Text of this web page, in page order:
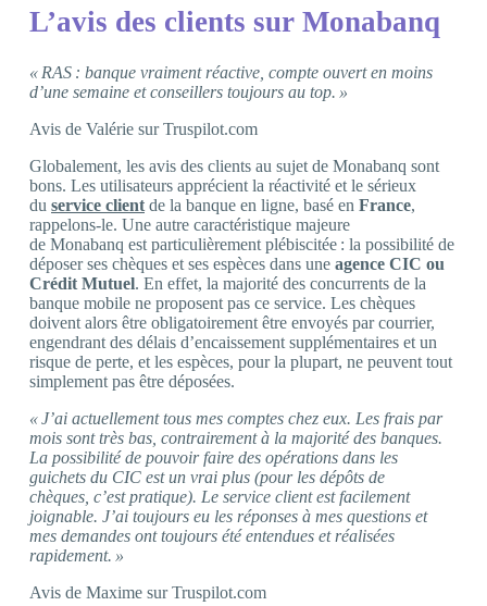
L’avis des clients sur Monabanq
« RAS : banque vraiment réactive, compte ouvert en moins
d’une semaine et conseillers toujours au top. »
Avis de Valérie sur Truspilot.com
Globalement, les avis des clients au sujet de Monabanq sont
bons. Les utilisateurs apprécient la réactivité et le sérieux
du service client de la banque en ligne, basé en France,
rappelons-le. Une autre caractéristique majeure
de Monabanq est particulièrement plébiscitée : la possibilité de
déposer ses chèques et ses espèces dans une agence CIC ou
Crédit Mutuel. En effet, la majorité des concurrents de la
banque mobile ne proposent pas ce service. Les chèques
doivent alors être obligatoirement être envoyés par courrier,
engendrant des délais d’encaissement supplémentaires et un
risque de perte, et les espèces, pour la plupart, ne peuvent tout
simplement pas être déposées.
« J’ai actuellement tous mes comptes chez eux. Les frais par
mois sont très bas, contrairement à la majorité des banques.
La possibilité de pouvoir faire des opérations dans les
guichets du CIC est un vrai plus (pour les dépôts de
chèques, c’est pratique). Le service client est facilement
joignable. J’ai toujours eu les réponses à mes questions et
mes demandes ont toujours été entendues et réalisées
rapidement. »
Avis de Maxime sur Truspilot.com